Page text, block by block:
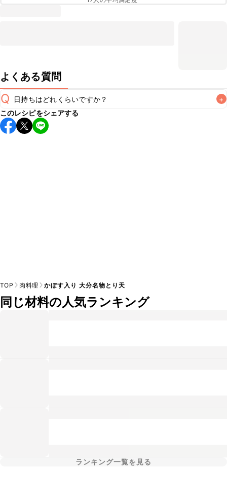
よくある質問
Q 日持ちはどれくらいですか？ +
保存期間は冷蔵で翌日中が目安です。なるべくお早めにお召
し上がりください。
このレシピをシェアする
TOP 肉料理 かぼす入り 大分名物とり天
同じ材料の人気ランキング
ランキング一覧を見る